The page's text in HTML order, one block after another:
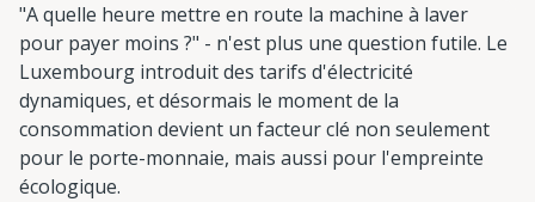
"A quelle heure mettre en route la machine à laver
pour payer moins ?" - n'est plus une question futile. Le
Luxembourg introduit des tarifs d'électricité
dynamiques, et désormais le moment de la
consommation devient un facteur clé non seulement
pour le porte-monnaie, mais aussi pour l'empreinte
écologique.